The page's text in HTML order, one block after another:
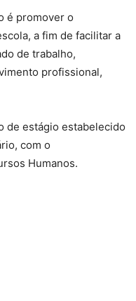
é promover o
a fim de facilitar a
de trabalho,
profissional,
de estágio estabelecido
com o
Humanos.